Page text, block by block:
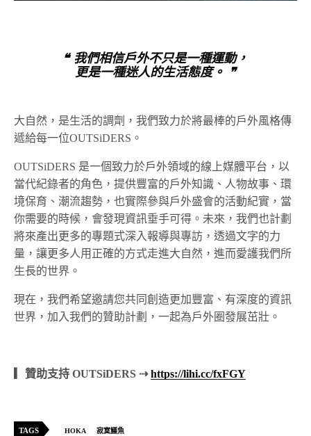
❝ 我們相信戶外不只是一種運動，
更是一種迷人的生活態度。 ❞
大自然，是生活的調劑，我們致力於將最棒的戶外風格傳
遞給每一位OUTSiDERS。
OUTSiDERS 是一個致力於戶外領域的線上媒體平台，以
當代紀錄者的角色，提供豐富的戶外知識、人物故事、環
境保育、潮流趨勢，也實際參與戶外盛會的活動紀實，當
你需要的時候，會發現資訊垂手可得。未來，我們也計劃
將來產出更多的專題式深入報導與專訪，透過文字的力
量，讓更多人用正確的方式走進大自然，進而愛護我們所
生長的世界。
現在，我們希望邀請您共同創造更加豐富、有深度的資訊
世界，加入我們的贊助計劃，一起為戶外圈發展茁壯。
▎贊助支持 OUTSiDERS ⇢https://lihi.cc/fxFGY
TAGS HOKA 寂寞鱷魚